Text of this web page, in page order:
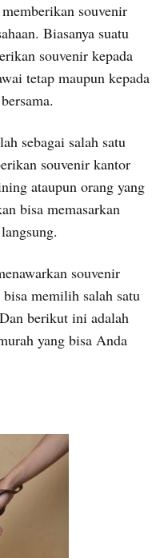
souvenir
Biasanya suatu
souvenir kepada
tetap maupun kepada
sebagai salah satu
souvenir kantor
ataupun orang yang
bisa memasarkan
souvenir
memilih salah satu
berikut ini adalah
yang bisa Anda